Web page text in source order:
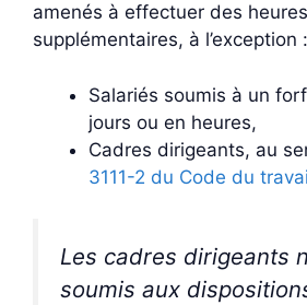
amenés à effectuer des heures
supplémentaires, à l’exception :
Salariés soumis à un
jours ou en heures,
Cadres dirigeants, au
3111-2 du Code du
Les cadres dirigeants
soumis aux